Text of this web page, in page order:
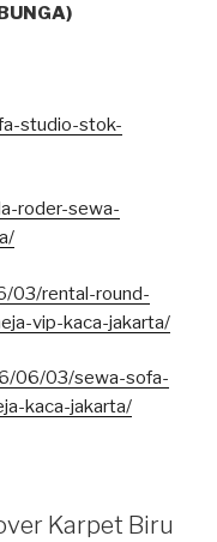
studio-stok-
roder-sewa-
03/rental-round-
vip-kaca-jakarta/
06/03/sewa-sofa-
kaca-jakarta/
Karpet Biru